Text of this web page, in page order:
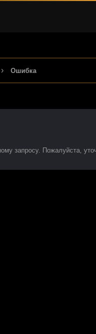
› Ошибка
запросу. Пожалуйста,